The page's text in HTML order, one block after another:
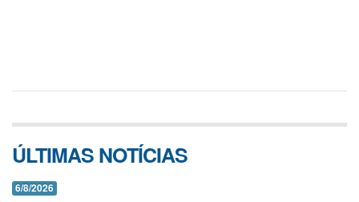
ÚLTIMAS NOTÍCIAS
6/8/2026